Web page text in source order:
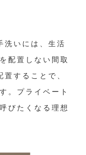
洗いには、生活
配置しない間取
することで、
。プライベート
びたくなる理想